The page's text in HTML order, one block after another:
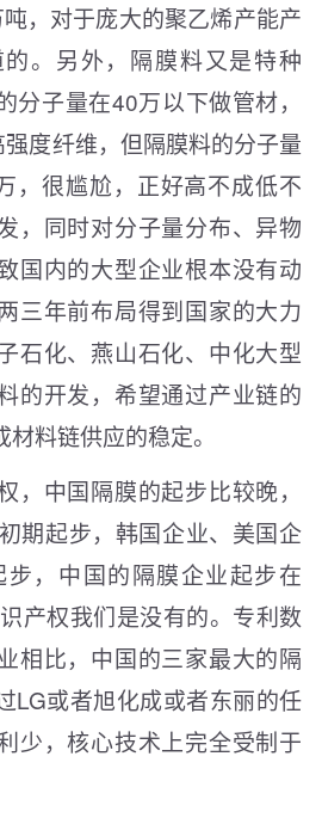
，对于庞大的聚乙烯产能产
。另外，隔膜料又是特种
分子量在40万以下做管材，
度纤维，但隔膜料的分子量
，很尴尬，正好高不成低不
，同时对分子量分布、异物
国内的大型企业根本没有动
三年前布局得到国家的大力
石化、燕山石化、中化大型
的开发，希望通过产业链的
料链供应的稳定。
，中国隔膜的起步比较晚，
期起步，韩国企业、美国企
，中国的隔膜企业起步在
产权我们是没有的。专利数
相比，中国的三家最大的隔
LG或者旭化成或者东丽的任
少，核心技术上完全受制于